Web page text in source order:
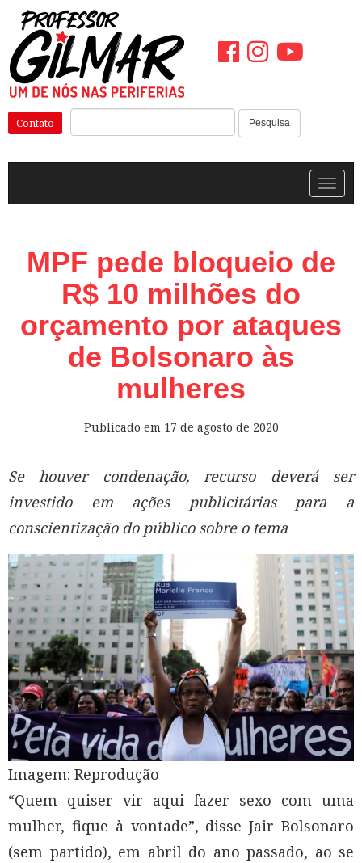
Pular
para
o
conteúdo
Pesquisa
Contato
MPF pede bloqueio de
R$ 10 milhões do
orçamento por ataques
de Bolsonaro às
mulheres
Publicado em 17 de agosto de 2020
Se houver condenação, recurso deverá ser
investido em ações publicitárias para a
conscientização do público sobre o tema
Imagem: Reprodução
“Quem quiser vir aqui fazer sexo com uma
mulher, fique à vontade”, disse Jair Bolsonaro
(sem partido), em abril do ano passado, ao se